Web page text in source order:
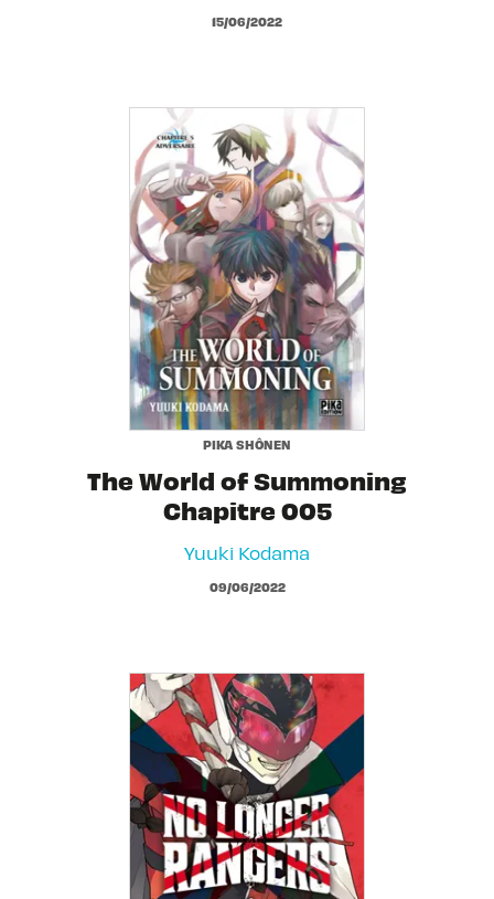
15/06/2022
PIKA SHÔNEN
The World of Summoning
Chapitre 005
Yuuki Kodama
09/06/2022